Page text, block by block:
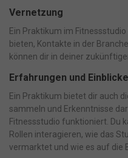
Vernetzung
Ein Praktikum im
bieten, Kontakte in der
können dir in deiner
Erfahrungen und Einblicke
Ein Praktikum bietet dir auch
sammeln und Erkenntnisse
Fitnessstudio funktioniert. Du
Rollen interagieren, wie das
vermarktet und wie es auf die